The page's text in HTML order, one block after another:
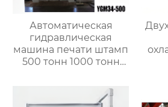
Автоматическая
гидравлическая
машина печати штамп
500 тонн 1000 тонн